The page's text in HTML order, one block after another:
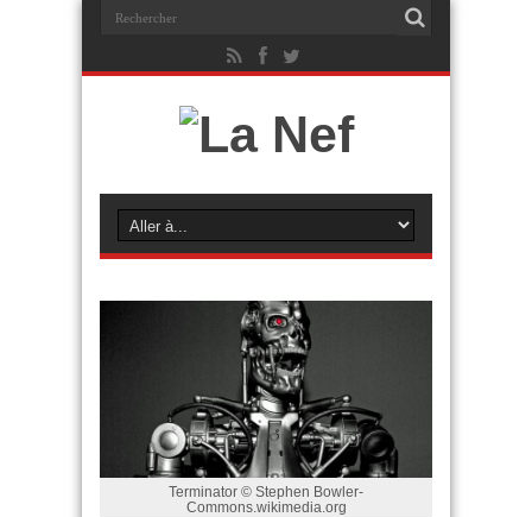
Terminator © Stephen Bowler-
Commons.wikimedia.org